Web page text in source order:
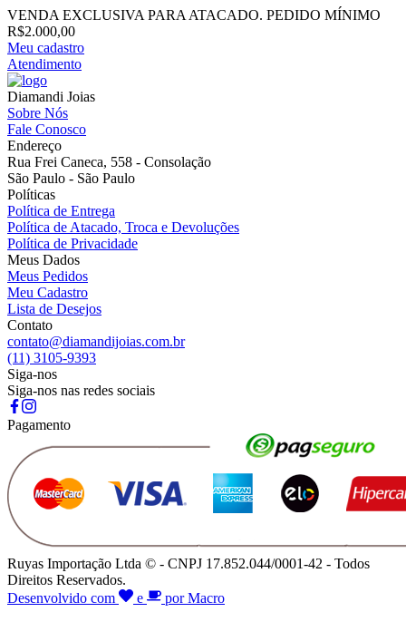
VENDA EXCLUSIVA PARA ATACADO. PEDIDO MÍNIMO
R$2.000,00
Meu cadastro
Atendimento
Diamandi Joias
Sobre Nós
Fale Conosco
Endereço
Rua Frei Caneca, 558 - Consolação
São Paulo - São Paulo
Políticas
Política de Entrega
Política de Atacado, Troca e Devoluções
Política de Privacidade
Meus Dados
Meus Pedidos
Meu Cadastro
Lista de Desejos
Contato
contato@diamandijoias.com.br
(11) 3105-9393
Siga-nos
Siga-nos nas redes sociais
Pagamento
Ruyas Importação Ltda © - CNPJ 17.852.044/0001-42 - Todos
Direitos Reservados.
Desenvolvido com
e por Macro